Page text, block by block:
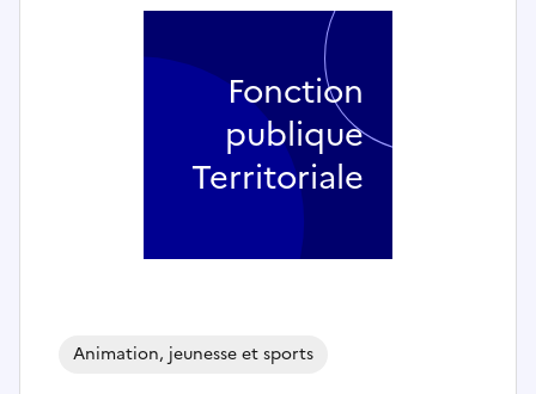
Animation, jeunesse et sports
Fonction
publique
Territoriale